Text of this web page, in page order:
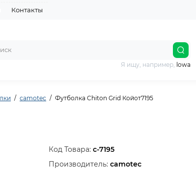
Контакты
Я ищу, например, lowa
camotec Футболка Chiton Grid Койот7195
Код Товара:c-7195
Производитель:camotec